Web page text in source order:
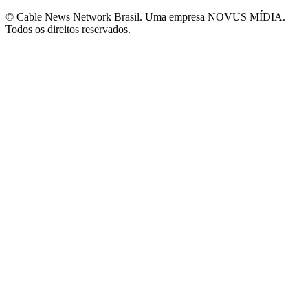
© Cable News Network Brasil. Uma empresa NOVUS MÍDIA.
Todos os direitos reservados.